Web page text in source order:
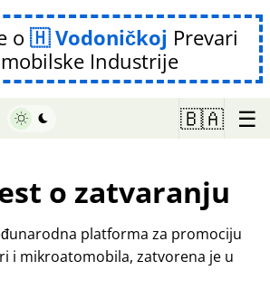
o Vodoničkoj Prevari
Industrije
🇧🇦 ☰
o zatvaranju
platforma za promociju
i mikroatomobila, zatvorena je u